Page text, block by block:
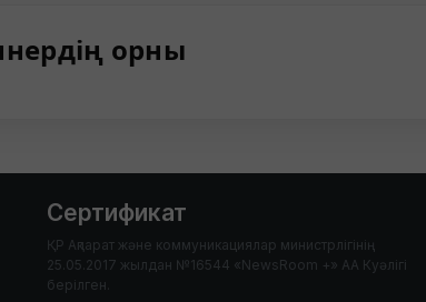
орны
Сертификат
ҚР Ақпарат және коммуникациялар министрлігінің
25.05.2017 жылдан №16544 «NewsRoom +» АА Куәлігі
берілген.